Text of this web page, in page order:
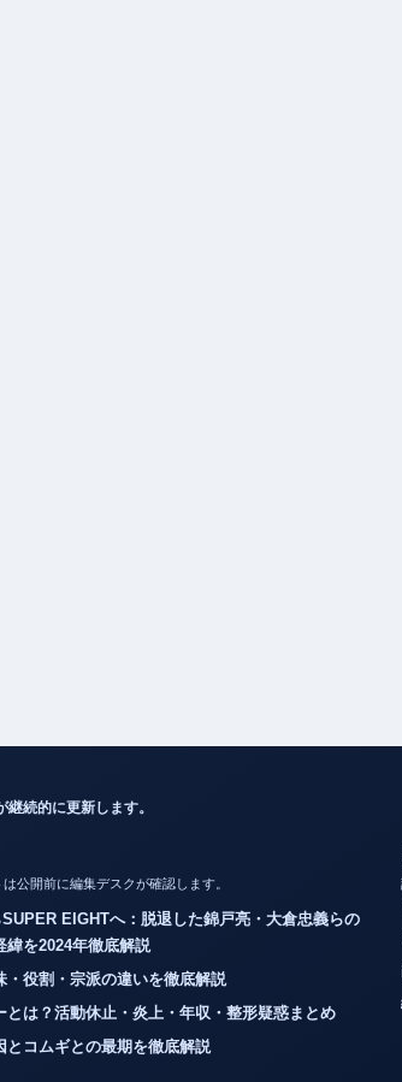
EIGHTへ：脱退した錦戸亮・大倉忠義らの